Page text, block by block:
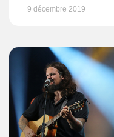
9 décembre 2019